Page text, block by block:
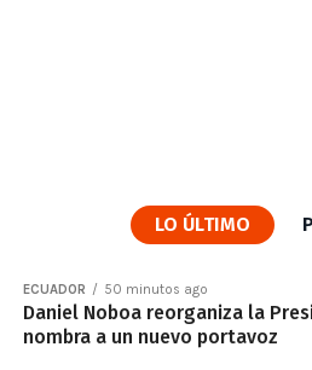
LO ÚLTIMO
ECUADOR 50 minutos ago
Daniel Noboa reorganiza la
nombra a un nuevo portavoz